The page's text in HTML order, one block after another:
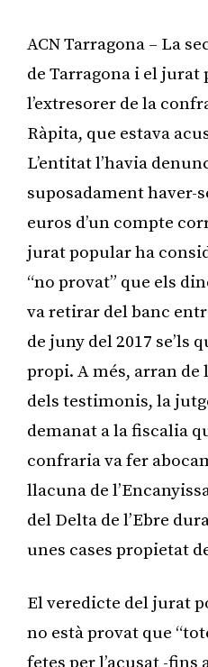
ACN Tarragona – La
de Tarragona i el
l’extresorer de la
Ràpita, que estava
L’entitat l’havia
suposadament haver-
euros d’un compte
jurat popular ha
“no provat” que els
va retirar del banc
de juny del 2017 se’ls
propi. A més, arran de
dels testimonis, la
demanat a la fiscalia
confraria va fer
llacuna de
del Delta de l’Ebre
unes cases propietat
El veredicte del jurat
no està provat que
fetes per l’acusat -fins